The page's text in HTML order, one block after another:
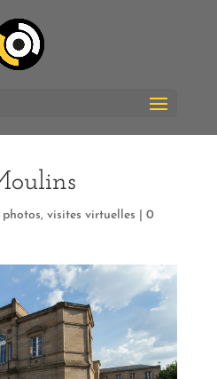
photos, visites virtuelles
0